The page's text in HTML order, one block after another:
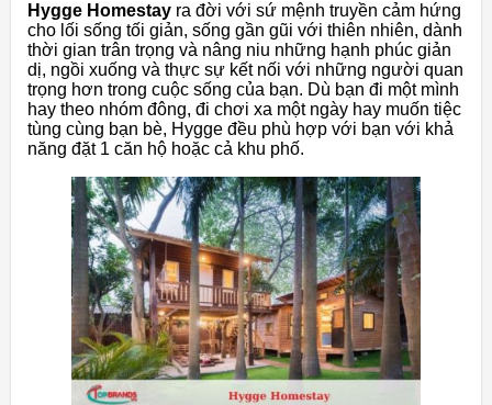
Hygge Homestay ra đời với sứ mệnh truyền cảm hứng
cho lối sống tối giản, sống gần gũi với thiên nhiên, dành
thời gian trân trọng và nâng niu những hạnh phúc giản
dị, ngồi xuống và thực sự kết nối với những người quan
trọng hơn trong cuộc sống của bạn. Dù bạn đi một mình
hay theo nhóm đông, đi chơi xa một ngày hay muốn tiệc
tùng cùng bạn bè, Hygge đều phù hợp với bạn với khả
năng đặt 1 căn hộ hoặc cả khu phố.